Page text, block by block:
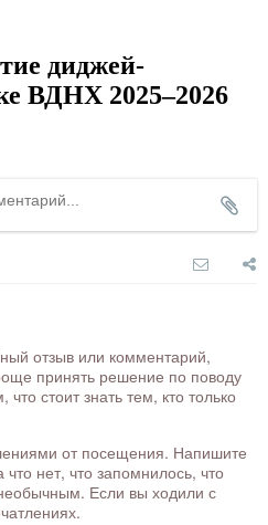
диджей-
ВДНХ 2025–2026
отзыв или комментарий,
принять решение по поводу
стоит знать тем, кто только
от посещения. Напишите
нет, что запомнилось, что
Если вы ходили с